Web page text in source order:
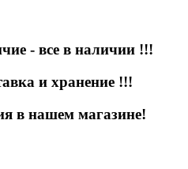
- все в наличии !!!
и хранение !!!
в нашем магазине!